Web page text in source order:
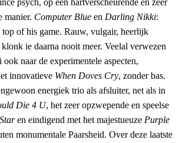
manier. Computer Blue en Darling Nikki:
top of his game. Rauw, vulgair, heerlijk
ie daarna nooit meer. Veelal verwezen
naar de experimentele aspecten,
innovatieve When Doves Cry, zonder bas.
energiek trio als afsluiter, net als in
Die 4 U, het zeer opzwepende en speelse
en eindigend met het majestueuze Purple
monumentale Paarsheid. Over deze laatste